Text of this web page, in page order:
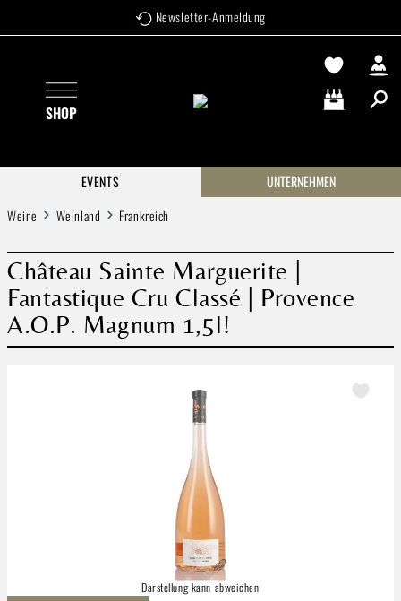
Zum Hauptinhalt springen Newsletter-Anmeldung
SHOP Warenkorb
EVENTS
UNTERNEHMEN
Weine
Weinland Frankreich
Château Sainte Marguerite |
Fantastique Cru Classé | Provence
A.O.P. Magnum 1,5l!
Darstellung kann abweichen